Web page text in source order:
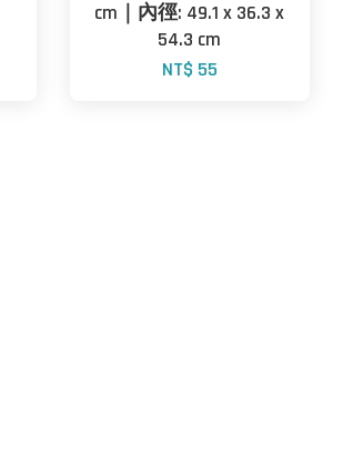
cm｜內徑: 49.1 x 36.3 x
54.3 cm
NT$ 55